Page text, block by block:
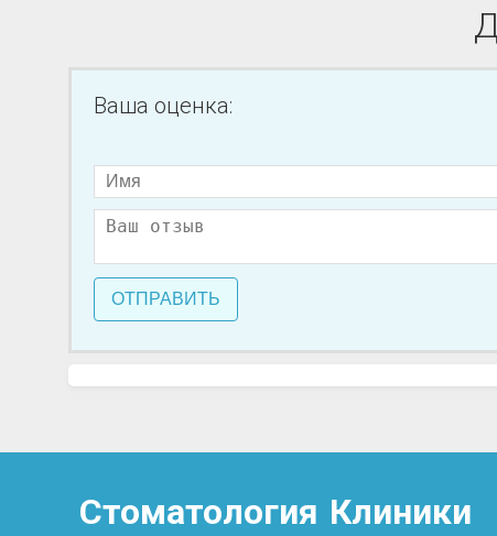
Ваша оценка:
ОТПРАВИТЬ
Стоматология Клиники